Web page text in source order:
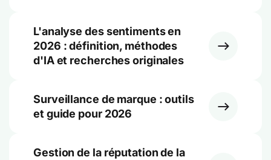
L'analyse des sentiments en
2026 : définition, méthodes
d'IA et recherches originales
Surveillance de marque : outils
et guide pour 2026
Gestion de la réputation de la